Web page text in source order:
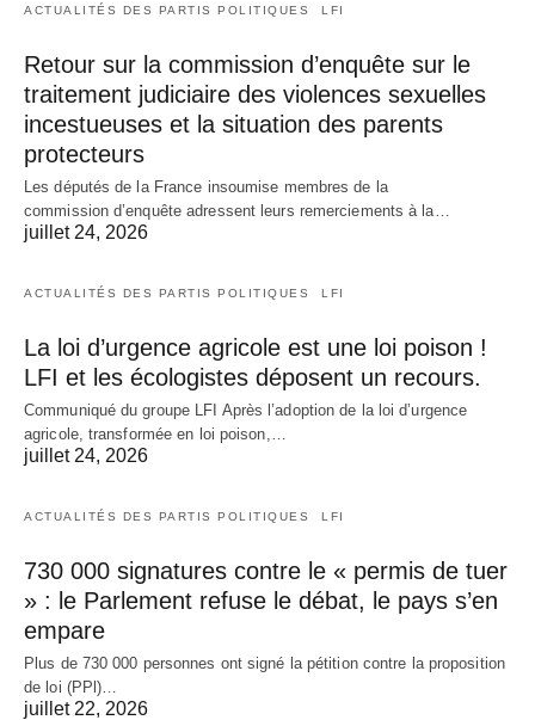
ACTUALITÉS DES PARTIS POLITIQUES LFI
Retour sur la commission d’enquête sur le
traitement judiciaire des violences sexuelles
incestueuses et la situation des parents
protecteurs
Les députés de la France insoumise membres de la
commission d’enquête adressent leurs remerciements à la…
juillet 24, 2026
ACTUALITÉS DES PARTIS POLITIQUES LFI
La loi d’urgence agricole est une loi poison !
LFI et les écologistes déposent un recours.
Communiqué du groupe LFI Après l’adoption de la loi d’urgence
agricole, transformée en loi poison,…
juillet 24, 2026
ACTUALITÉS DES PARTIS POLITIQUES LFI
730 000 signatures contre le « permis de tuer
» : le Parlement refuse le débat, le pays s’en
empare
Plus de 730 000 personnes ont signé la pétition contre la proposition
de loi (PPl)…
juillet 22, 2026